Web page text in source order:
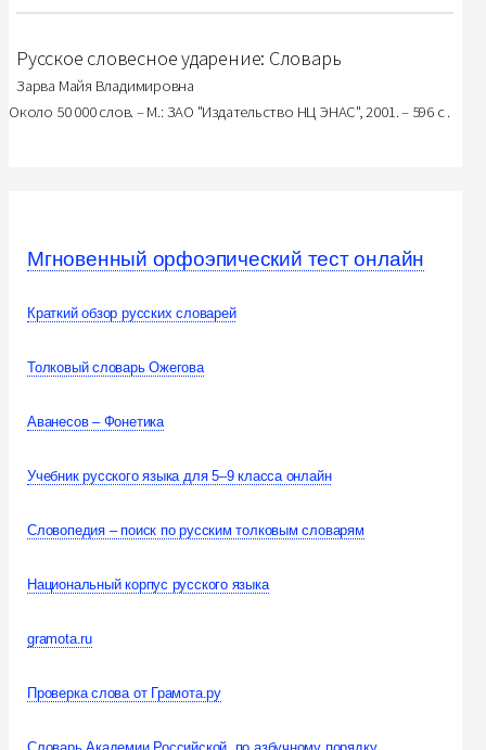
Русское словесное ударение: Словарь
Зарва Майя Владимировна
Около 50 000 слов. – М.: ЗАО "Издательство НЦ ЭНАС", 2001. – 596 с .
Мгновенный орфоэпический тест онлайн
Краткий обзор русских словарей
Толковый словарь Ожегова
Аванесов – Фонетика
Учебник русского языка для 5–9 класса онлайн
Словопедия – поиск по русским толковым словарям
Национальный корпус русского языка
gramota.ru
Проверка слова от Грамота.ру